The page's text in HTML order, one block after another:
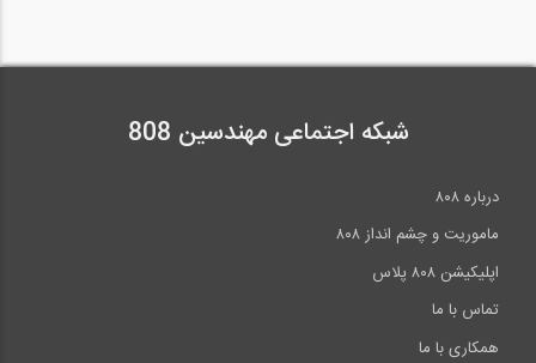
شبکه اجتماعی مهندسین 808
درباره ۸۰۸
ماموریت و چشم انداز ۸۰۸
اپلیکیشن ۸۰۸ پلاس
تماس با ما
همکاری با ما